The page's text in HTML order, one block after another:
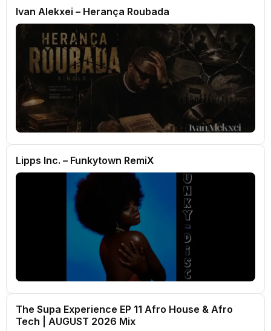
Ivan Alekxei – Herança Roubada
Lipps Inc. – Funkytown RemiX
The Supa Experience EP 11 Afro House & Afro
Tech | AUGUST 2026 Mix